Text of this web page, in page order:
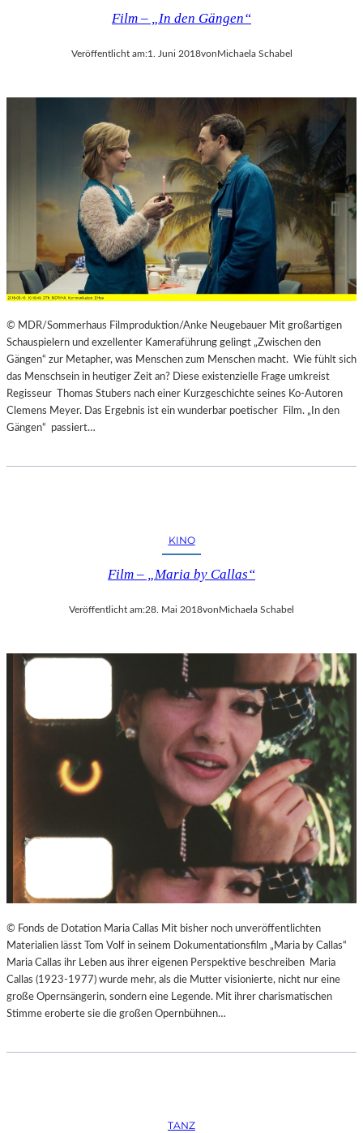
Film – „In den Gängen“
Veröffentlicht am:1. Juni 2018vonMichaela Schabel
© MDR/Sommerhaus Filmproduktion/Anke Neugebauer Mit großartigen
Schauspielern und exzellenter Kameraführung gelingt „Zwischen den
Gängen“ zur Metapher, was Menschen zum Menschen macht. Wie fühlt sich
das Menschsein in heutiger Zeit an? Diese existenzielle Frage umkreist
Regisseur Thomas Stubers nach einer Kurzgeschichte seines Ko-Autoren
Clemens Meyer. Das Ergebnis ist ein wunderbar poetischer Film. „In den
Gängen“ passiert…
KINO
Film – „Maria by Callas“
Veröffentlicht am:28. Mai 2018von Michaela Schabel
© Fonds de Dotation Maria Callas Mit bisher noch unveröffentlichten
Materialien lässt Tom Volf in seinem Dokumentationsfilm „Maria by Callas“
Maria Callas ihr Leben aus ihrer eigenen Perspektive beschreiben Maria
Callas (1923-1977) wurde mehr, als die Mutter visionierte, nicht nur eine
große Opernsängerin, sondern eine Legende. Mit ihrer charismatischen
Stimme eroberte sie die großen Opernbühnen…
TANZ